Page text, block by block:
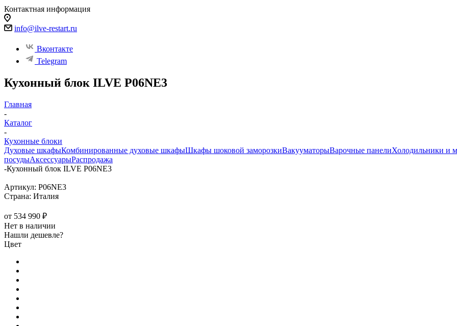
Контактная информация
info@ilve-restart.ru
Вконтакте
Telegram
Кухонный блок ILVE P06NE3
Главная
-
Каталог
-
Кухонные блоки
Духовые шкафыКомбинированные духовые шкафыШкафы шоковой заморозкиВакууматорыВарочные панелиХолодильники и
посудыАксессуарыРаспродажа
-Кухонный блок ILVE P06NE3
Артикул: P06NE3
Страна: Италия
от 534 990 ₽
Нет в наличии
Нашли дешевле?
Цвет